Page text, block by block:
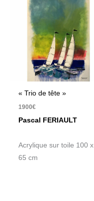
« Trio de tête »
1900€
Pascal FERIAULT
Acrylique sur toile 100 x
65 cm